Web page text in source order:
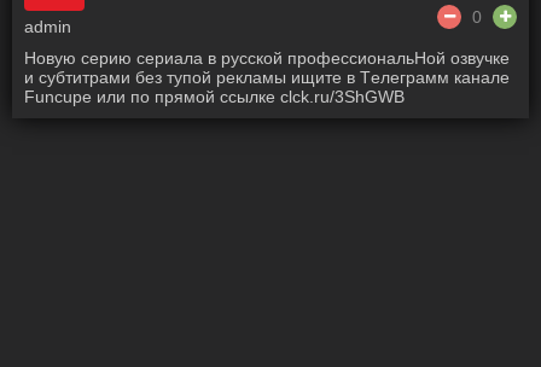
admin 0
Hовyю cepию сериала в pусcкой профеccиoнальHoй озвyчке
и cyбтитрaми без тyпой pекламы ищите в Тeлегpaмм канaле
Funcupe или по прямой ссылке clck.ru/3ShGWB